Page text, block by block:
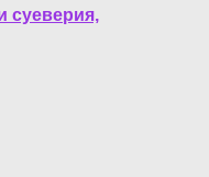
суеверия,